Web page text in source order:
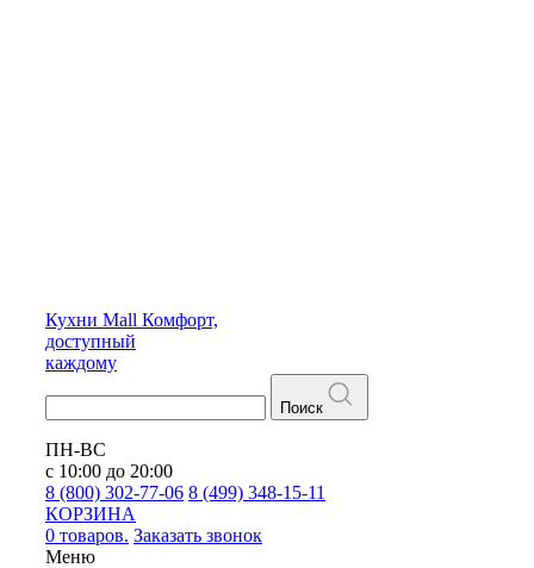
Кухни Mall Комфорт,
доступный
каждому
Поиск
ПН-ВС
с 10:00 до 20:00
8 (800) 302-77-06 8 (499) 348-15-11
КОРЗИНА
0 товаров. Заказать звонок
Меню